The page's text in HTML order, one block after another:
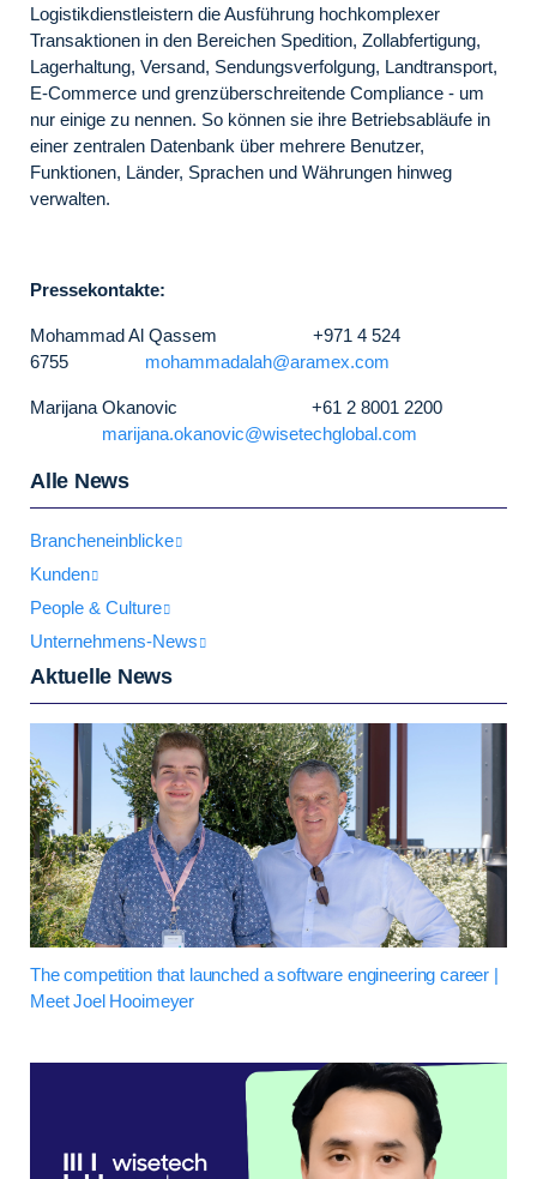
Logistikdienstleistern die Ausführung hochkomplexer
Transaktionen in den Bereichen Spedition, Zollabfertigung,
Lagerhaltung, Versand, Sendungsverfolgung, Landtransport,
E-Commerce und grenzüberschreitende Compliance - um
nur einige zu nennen. So können sie ihre Betriebsabläufe in
einer zentralen Datenbank über mehrere Benutzer,
Funktionen, Länder, Sprachen und Währungen hinweg
verwalten.
Pressekontakte:
Mohammad Al Qassem +971 4 524
6755 mohammadalah@aramex.com
Marijana Okanovic +61 2 8001 2200
marijana.okanovic@wisetechglobal.com
Alle News
Brancheneinblicke
Kunden
People & Culture
Unternehmens-News
Aktuelle News
The competition that launched a software engineering career |
Meet Joel Hooimeyer